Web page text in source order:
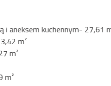
i aneksem kuchennym- 27,61
m²
m²
m²